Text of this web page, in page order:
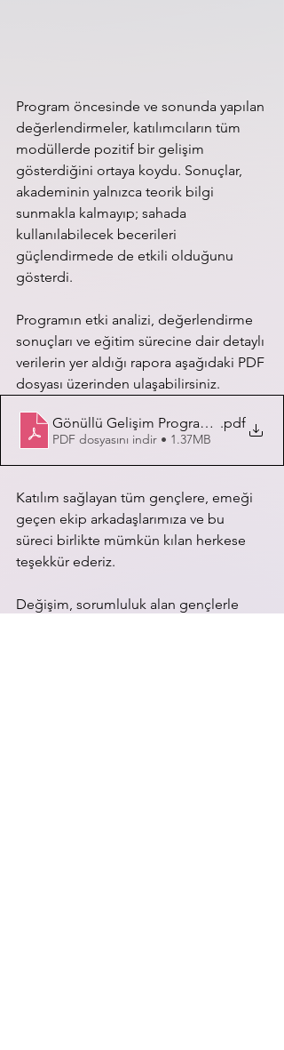
Program öncesinde ve sonunda yapılan
değerlendirmeler, katılımcıların tüm
modüllerde pozitif bir gelişim
gösterdiğini ortaya koydu. Sonuçlar,
akademinin yalnızca teorik bilgi
sunmakla kalmayıp; sahada
kullanılabilecek becerileri
güçlendirmede de etkili olduğunu
gösterdi.
Programın etki analizi, değerlendirme
sonuçları ve eğitim sürecine dair detaylı
verilerin yer aldığı rapora aşağıdaki PDF
dosyası üzerinden ulaşabilirsiniz.
Gönüllü Gelişim Programı Çıktıları
.pdf
PDF dosyasını indir • 1.37MB
Katılım sağlayan tüm gençlere, emeği
geçen ekip arkadaşlarımıza ve bu
süreci birlikte mümkün kılan herkese
teşekkür ederiz.
Değişim, sorumluluk alan gençlerle